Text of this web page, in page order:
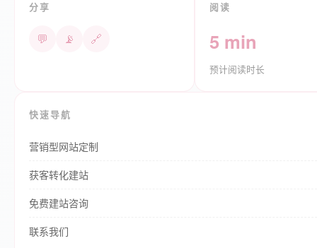
分享
💬 📡 🔗
阅读
5 min
预计阅读时长
快速导航
营销型网站定制
获客转化建站
免费建站咨询
联系我们